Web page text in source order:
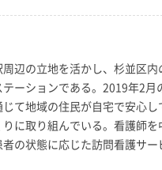
辺の立地を活かし、杉並区
ーションである。2019年2月
て地域の住民が自宅で安心し
に取り組んでいる。看護師を
の状態に応じた訪問看護サー